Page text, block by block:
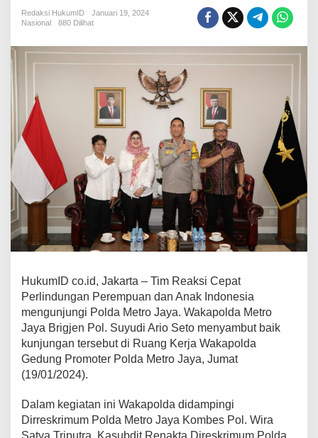
PPA
Kepolisian
Bekerja
Maksimal
Redaksi HukumID
Januari 19, 2024
Nasional
880 Dilihat
HukumID co.id, Jakarta – Tim Reaksi Cepat
Perlindungan Perempuan dan Anak Indonesia
mengunjungi Polda Metro Jaya. Wakapolda Metro
Jaya Brigjen Pol. Suyudi Ario Seto menyambut baik
kunjungan tersebut di Ruang Kerja Wakapolda
Gedung Promoter Polda Metro Jaya, Jumat
(19/01/2024).
Dalam kegiatan ini Wakapolda didampingi
Dirreskrimum Polda Metro Jaya Kombes Pol. Wira
Satya Triputra, Kasubdit Renakta Direskrimum Polda